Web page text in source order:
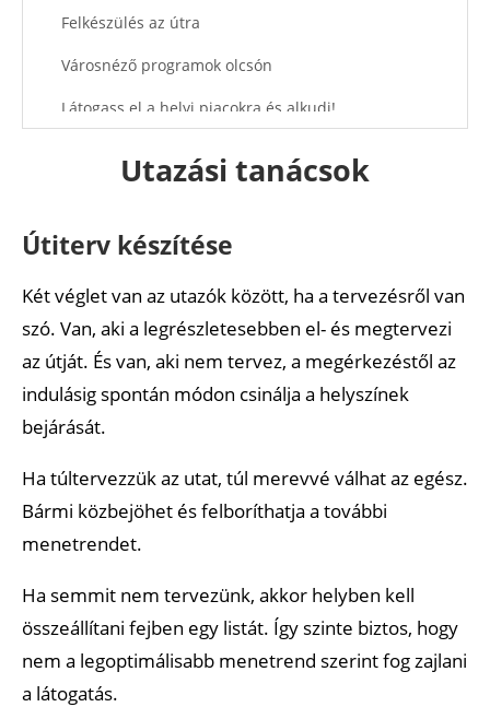
Felkészülés az útra
Városnéző programok olcsón
Látogass el a helyi piacokra és alkudj!
Szállás ellenőrzése
Felesleges itthon váltani pénzt
Készülj fel a célállomásból!
Óvintézkedések a zsebtolvajok, rablások ellen
Legyünk tisztában a poggyászfeltételekkel repülés
esetén!
otthon és a beszállókártyát kinyomtatni!
Taxi helyett használd az utazásmegosztó
szolgáltatásokat!
Fontosabb gyógyszerek
Utazási tanácsok
Útiterv készítése
Két véglet van az utazók között, ha a tervezésről van
szó. Van, aki a legrészletesebben el- és megtervezi
az útját. És van, aki nem tervez, a megérkezéstől az
indulásig spontán módon csinálja a helyszínek
bejárását.
Ha túltervezzük az utat, túl merevvé válhat az egész.
Bármi közbejöhet és felboríthatja a további
menetrendet.
Ha semmit nem tervezünk, akkor helyben kell
összeállítani fejben egy listát. Így szinte biztos, hogy
nem a legoptimálisabb menetrend szerint fog zajlani
a látogatás.